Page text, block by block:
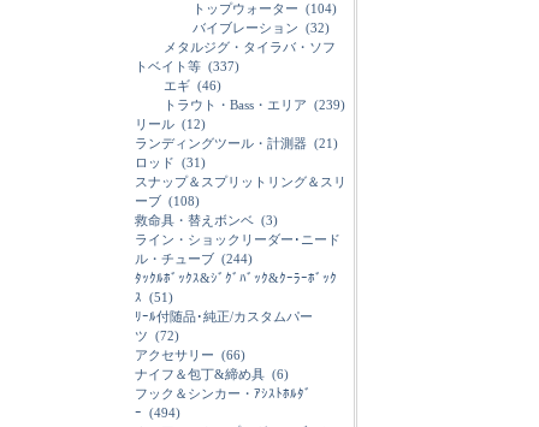
トップウォーター (104)
バイブレーション (32)
メタルジグ・タイラバ・ソフ
トベイト等 (337)
エギ (46)
トラウト・Bass・エリア (239)
リール (12)
ランディングツール・計測器 (21)
ロッド (31)
スナップ＆スプリットリング＆スリ
ーブ (108)
救命具・替えボンベ (3)
ライン・ショックリーダー･ニード
ル・チューブ (244)
ﾀｯｸﾙﾎﾞｯｸｽ&ｼﾞｸﾞﾊﾞｯｸ&ｸｰﾗｰﾎﾞｯｸ
ｽ (51)
ﾘｰﾙ付随品･純正/カスタムパー
ツ (72)
アクセサリー (66)
ナイフ＆包丁&締め具 (6)
フック＆シンカー・ｱｼｽﾄﾎﾙﾀﾞ
ｰ (494)